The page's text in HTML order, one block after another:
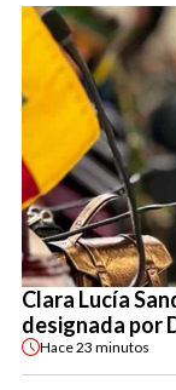
Clara Lucía
designada por
Hace23 minutos